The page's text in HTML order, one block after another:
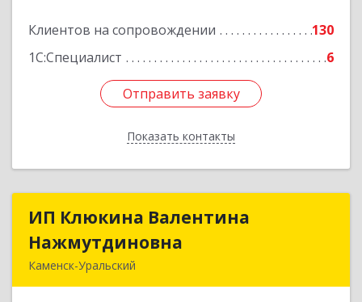
Клиентов на сопровождении
130
1С:Специалист
6
Отправить заявку
Показать контакты
Отправить заявку
Назад
ИП Клюкина Валентина
Нажмутдиновна
Каменск-Уральский
ИП Клюкина Валентина
Нажмутдиновна